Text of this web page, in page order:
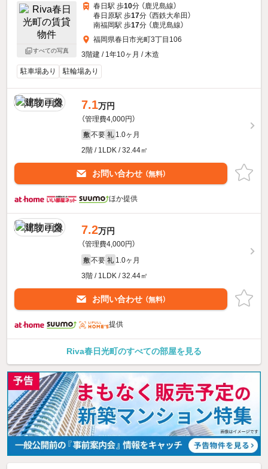
すべての写真
春日駅 歩10分 （鹿児島線）
春日原駅 歩17分 （西鉄大牟田）
南福岡駅 歩17分 （鹿児島線）
福岡県春日市光町3丁目106
3階建 / 1年10ヶ月 / 木造
駐車場あり
駐輪場あり
7.1万円
（管理費4,000円）
敷 不要 礼 1.0ヶ月
2階 / 1LDK / 32.44㎡
お問い合わせ （無料）
ほか提供
7.2万円
（管理費4,000円）
敷 不要 礼 1.0ヶ月
3階 / 1LDK / 32.44㎡
お問い合わせ （無料）
提供
Riva春日光町のすべての部屋を見る